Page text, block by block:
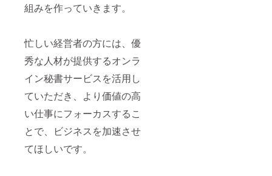
組みを作っていきます。
忙しい経営者の方には、優
秀な人材が提供するオンラ
イン秘書サービスを活用し
ていただき、より価値の高
い仕事にフォーカスするこ
とで、ビジネスを加速させ
てほしいです。